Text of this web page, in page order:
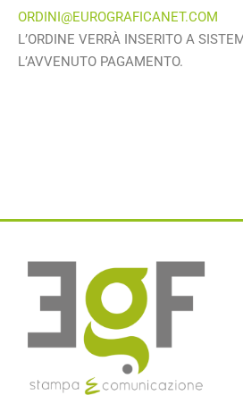
ORDINI@EUROGRAFICANET.COM
L’ORDINE VERRÀ INSERITO A
L’AVVENUTO PAGAMENTO.